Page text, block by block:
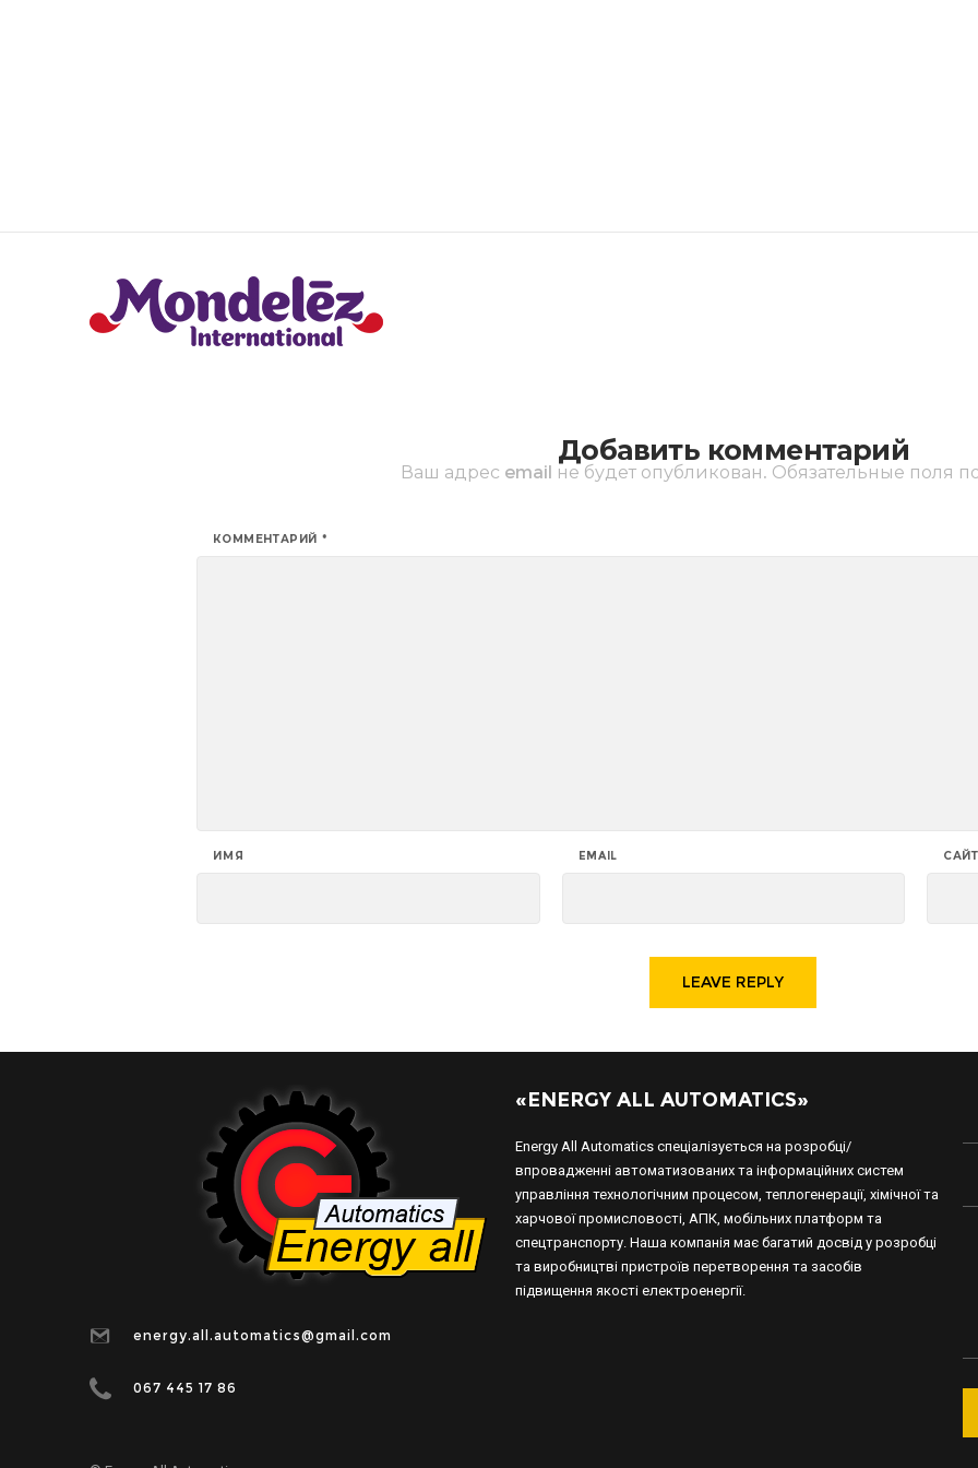
Добавить комментарий
Ваш адрес email не будет опубликован. Обязательные поля
КОММЕНТАРИЙ *
ИМЯ EMAIL САЙТ
«ENERGY ALL AUTOMATICS»
Energy All Automatics спеціалізується на розробці/
впровадженні автоматизованих та інформаційних систем
управління технологічним процесом, теплогенерації, хімічної та
харчової промисловості, АПК, мобільних платформ та
спецтранспорту. Наша компанія має багатий досвід у розробці
та виробництві пристроїв перетворення та засобів
підвищення якості електроенергії.
energy.all.automatics@gmail.com
067 445 17 86